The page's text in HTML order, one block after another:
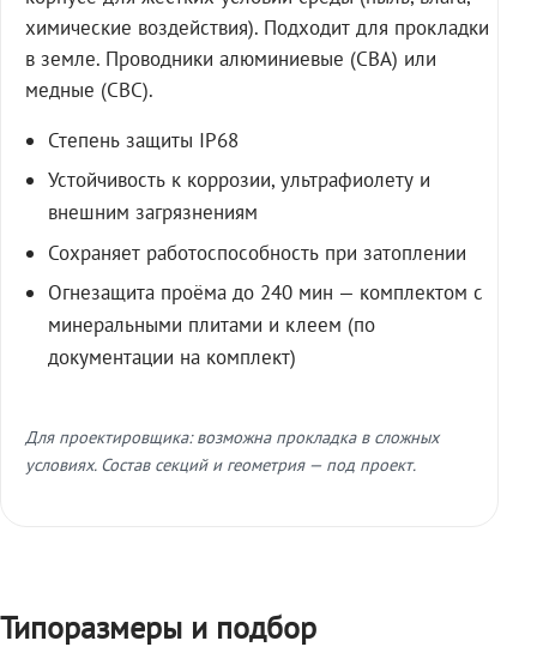
химические воздействия). Подходит для прокладки
в земле. Проводники алюминиевые (СВА) или
медные (СВС).
Степень защиты IP68
Устойчивость к коррозии, ультрафиолету и
внешним загрязнениям
Сохраняет работоспособность при затоплении
Огнезащита проёма до 240 мин — комплектом с
минеральными плитами и клеем (по
документации на комплект)
Для проектировщика: возможна прокладка в сложных
условиях. Состав секций и геометрия — под проект.
Типоразмеры и подбор